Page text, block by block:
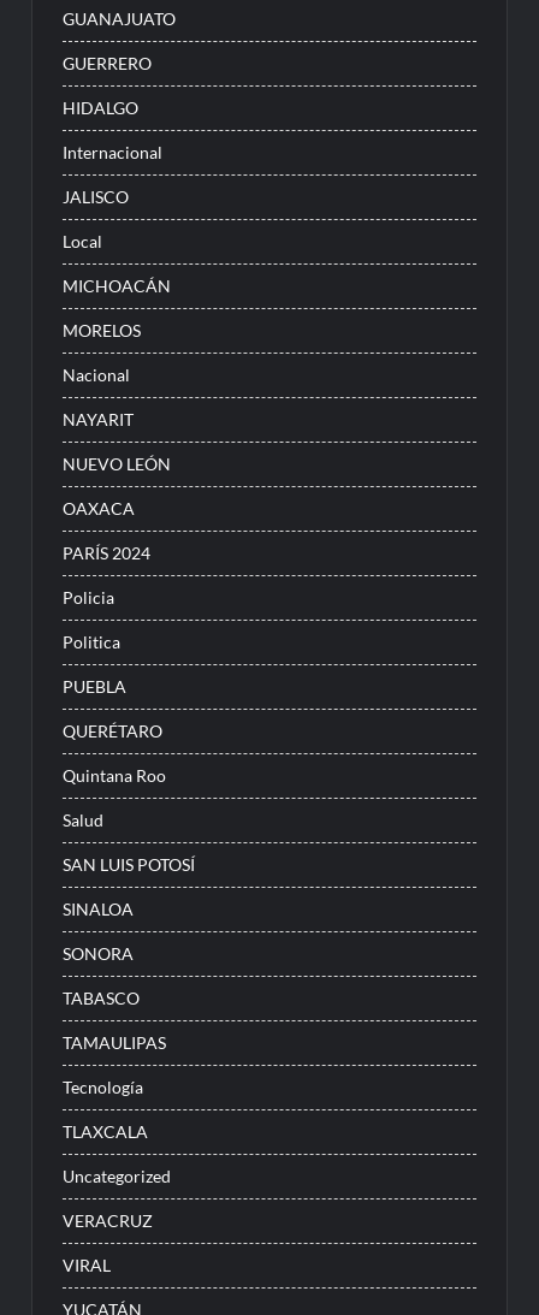
GUANAJUATO
GUERRERO
HIDALGO
Internacional
JALISCO
Local
MICHOACÁN
MORELOS
Nacional
NAYARIT
NUEVO LEÓN
OAXACA
PARÍS 2024
Policia
Politica
PUEBLA
QUERÉTARO
Quintana Roo
Salud
SAN LUIS POTOSÍ
SINALOA
SONORA
TABASCO
TAMAULIPAS
Tecnología
TLAXCALA
Uncategorized
VERACRUZ
VIRAL
YUCATÁN